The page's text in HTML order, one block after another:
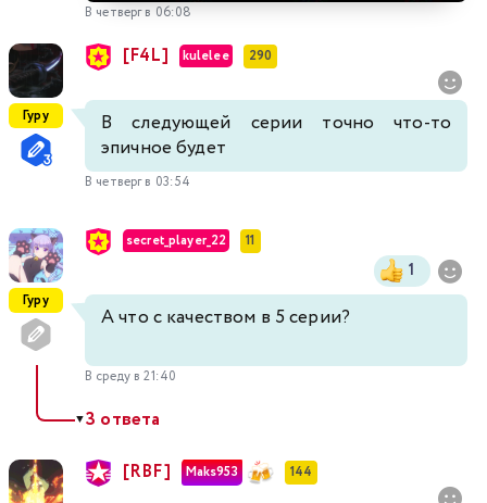
В четверг в 06:08
Гуру
[F4L] kulelee 290
В следующей серии точно что-то
эпичное будет
В четверг в 03:54
Гуру
secret_player_22 11
1
А что с качеством в 5 серии?
В среду в 21:40
▼3 ответа
[RBF] Maks953 144